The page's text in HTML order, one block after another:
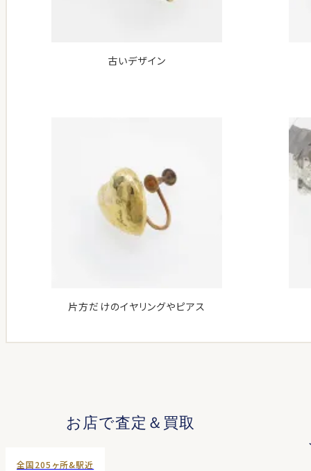
古いデザイン
片方だけのイヤリングやピアス
お店で査定＆買取
全国205ヶ所&駅近